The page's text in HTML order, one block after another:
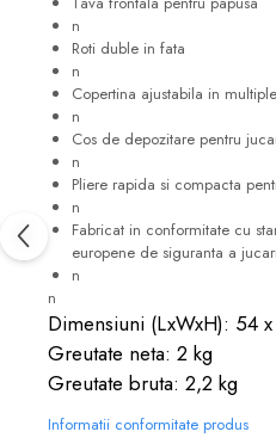
n
Roti duble in fata
n
Copertina ajustabila in
n
Cos de depozitare pentru
n
Pliere rapida si compacta
n
Fabricat in conformitate cu
europene de siguranta a
n
n
Dimensiuni (LxWxH): 54
Greutate neta: 2 kg
Greutate bruta: 2,2 kg
Informatii conformitate produs